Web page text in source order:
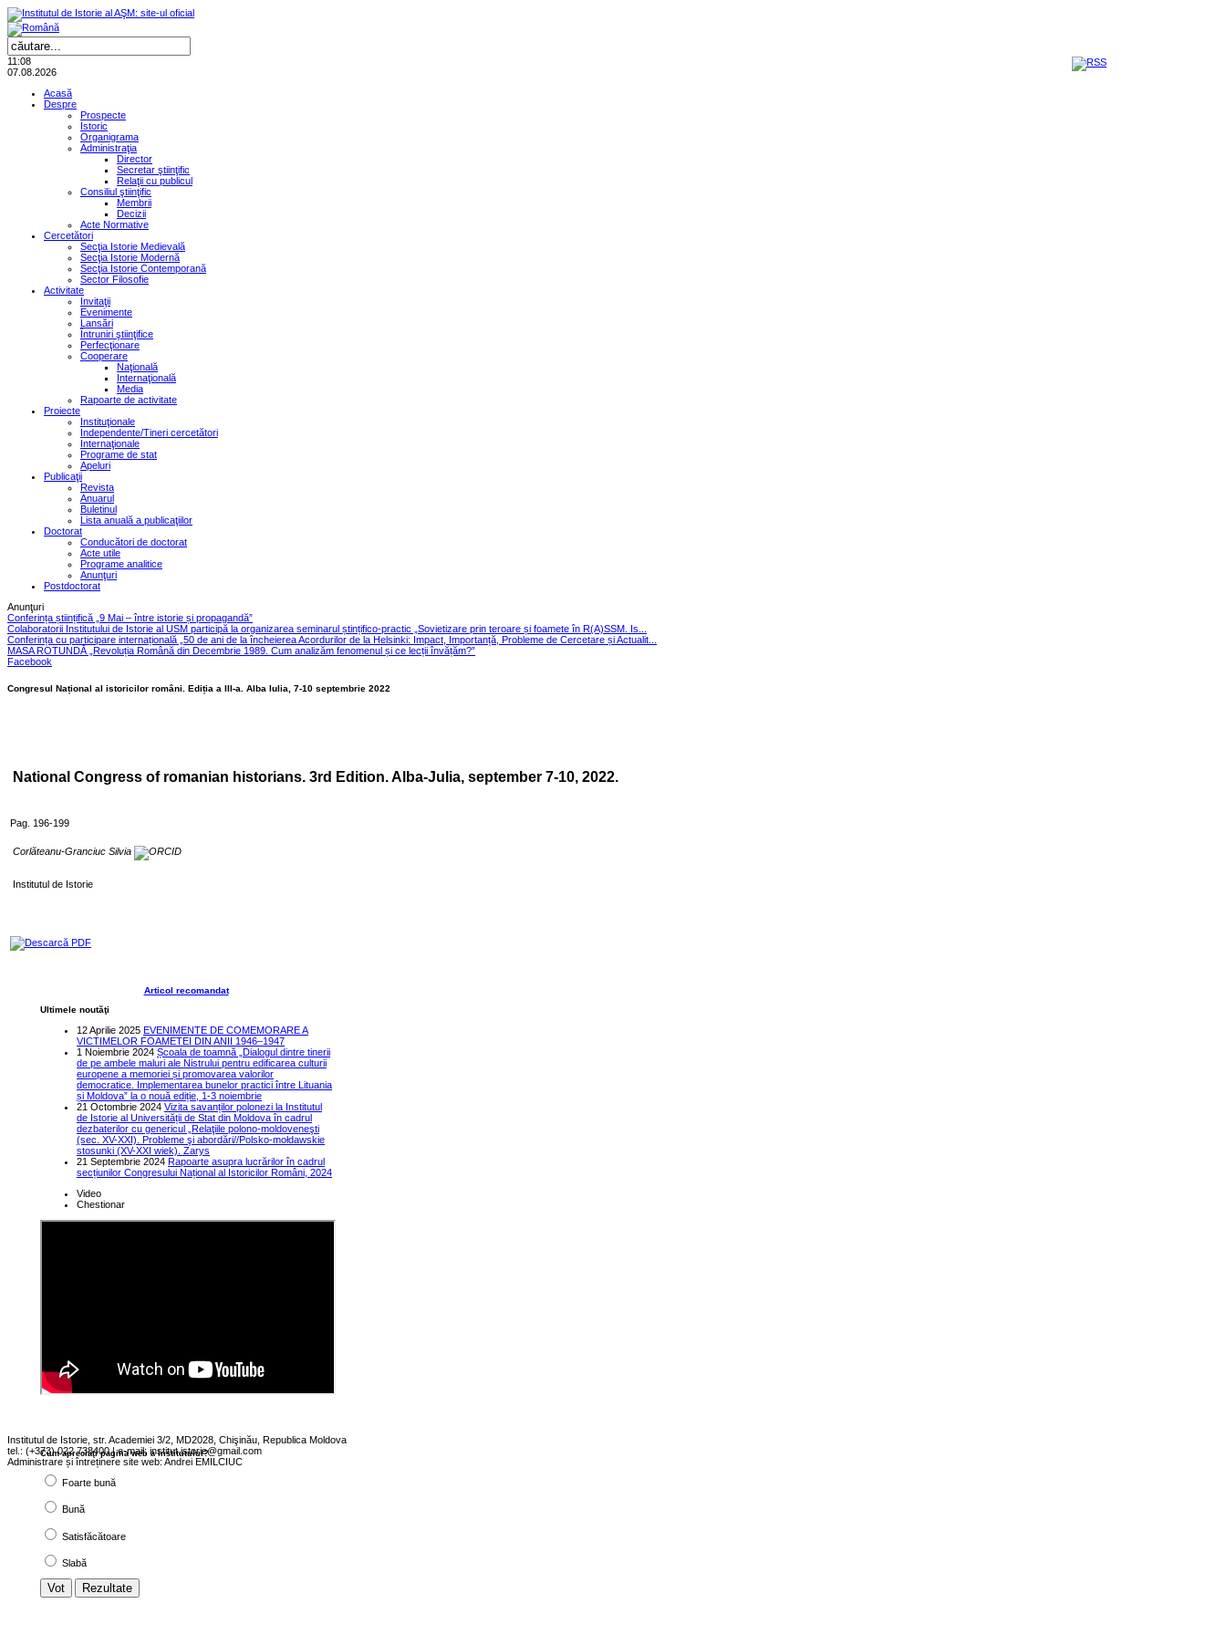
11:08
07.08.2026
Acasă
Despre
Prospecte
Istoric
Organigrama
Administraţia
Director
Secretar ştiinţific
Relaţii cu publicul
Consiliul ştiinţific
Membrii
Decizii
Acte Normative
Cercetători
Secţia Istorie Medievală
Secţia Istorie Modernă
Secţia Istorie Contemporană
Sector Filosofie
Activitate
Invitaţii
Evenimente
Lansări
Întruniri ştiinţifice
Perfecţionare
Cooperare
Naţională
Internaţională
Media
Rapoarte de activitate
Proiecte
Instituţionale
Independente/Tineri cercetători
Internaţionale
Programe de stat
Apeluri
Publicaţii
Revista
Anuarul
Buletinul
Lista anuală a publicaţiilor
Doctorat
Conducători de doctorat
Acte utile
Programe analitice
Anunţuri
Postdoctorat
Anunţuri
Conferința științifică „9 Mai – între istorie și propagandă”
Colaboratorii Institutului de Istorie al USM participă la organizarea seminarul ștințifico-practic „Sovietizare prin teroare și foamete în R(A)SSM. Is...
Conferința cu participare internațională „50 de ani de la încheierea Acordurilor de la Helsinki: Impact, Importanță, Probleme de Cercetare și Actualit...
MASA ROTUNDĂ „Revoluția Română din Decembrie 1989. Cum analizăm fenomenul și ce lecții învățăm?”
Facebook
Congresul Național al istoricilor români. Ediția a III-a. Alba Iulia, 7-10 septembrie 2022
National Congress of romanian historians. 3rd Edition. Alba-Julia, september 7-10, 2022.
Pag. 196-199
Corlăteanu-Granciuc Silvia
Institutul de Istorie
Descarcă PDF
Articol recomandat
Ultimele noutăţi
12 Aprilie 2025 EVENIMENTE DE COMEMORARE A
VICTIMELOR FOAMETEI DIN ANII 1946–1947
1 Noiembrie 2024 Școala de toamnă „Dialogul dintre tinerii
de pe ambele maluri ale Nistrului pentru edificarea culturii
europene a memoriei și promovarea valorilor
democratice. Implementarea bunelor practici între Lituania
și Moldova” la o nouă ediție, 1-3 noiembrie
21 Octombrie 2024 Vizita savanților polonezi la Institutul
de Istorie al Universității de Stat din Moldova în cadrul
dezbaterilor cu genericul „Relaţiile polono-moldoveneşti
(sec. XV-XXI). Probleme şi abordări//Polsko-mołdawskie
stosunki (XV-XXI wiek). Zarys
21 Septembrie 2024 Rapoarte asupra lucrărilor în cadrul
secțiunilor Congresului Național al Istoricilor Români, 2024
Video
Chestionar
Cum apreciaţi pagina web a institutului?
Foarte bună
Bună
Satisfăcătoare
Slabă
Institutul de Istorie, str. Academiei 3/2, MD2028, Chişinău, Republica Moldova
tel.: (+373) 022 738400 | e-mail: institut.istorie@gmail.com
Administrare și întreținere site web: Andrei EMILCIUC